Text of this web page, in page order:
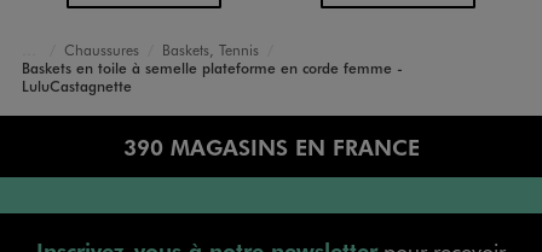
Accueil
Femme
Chaussures
Baskets, Tennis
Baskets en toile à semelle plateforme en corde femme -
LuluCastagnette
390 MAGASINS EN FRANCE